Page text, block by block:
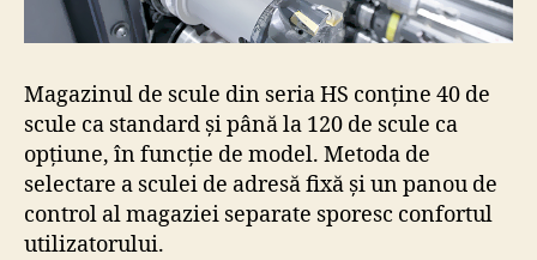
Magazinul de scule din seria HS conține 40 de
scule ca standard și până la 120 de scule ca
opțiune, în funcție de model. Metoda de
selectare a sculei de adresă fixă și un panou de
control al magaziei separate sporesc confortul
utilizatorului.